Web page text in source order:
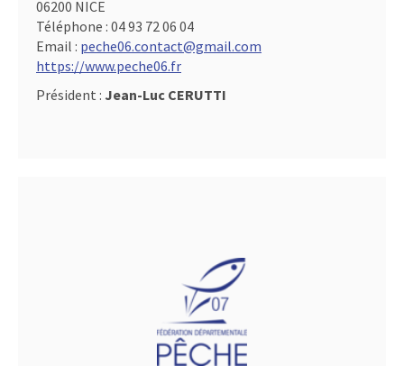
06200 NICE
Téléphone : 04 93 72 06 04
Email : peche06.contact@gmail.com
https://www.peche06.fr
Président : Jean-Luc CERUTTI